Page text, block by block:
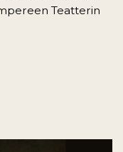
Teatterin